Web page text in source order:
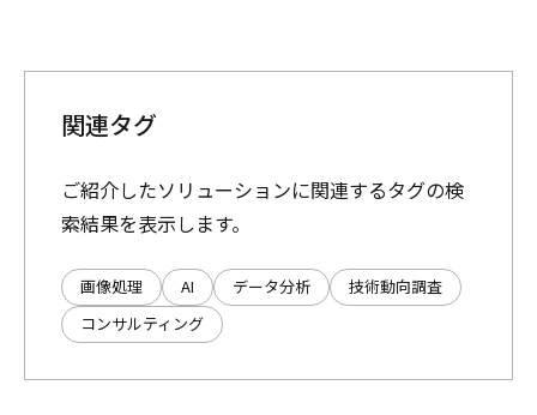
関連タグ
ご紹介したソリューションに関連するタグの検
索結果を表示します。
画像処理 AI データ分析
技術動向調査
コンサルティング